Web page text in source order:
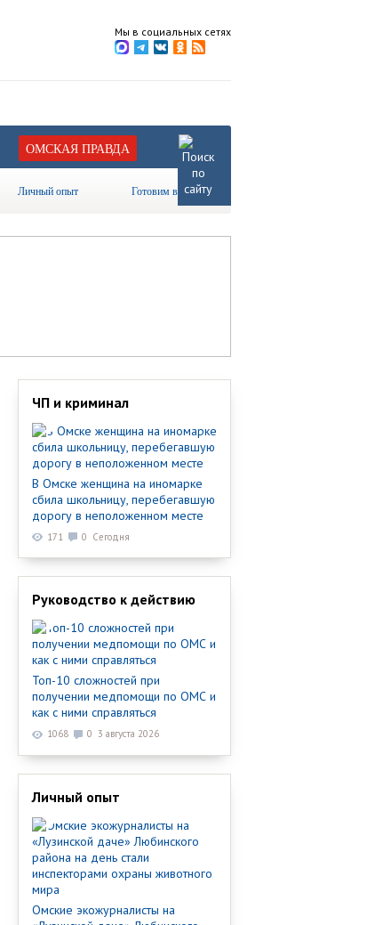
Мы в социальных сетях
ОМСКАЯ ПРАВДА
Личный опыт Готовим вместе
ЧП и криминал
В Омске женщина на иномарке
сбила школьницу, перебегавшую
дорогу в неположенном месте
171 0 Сегодня
Руководство к действию
Топ-10 сложностей при
получении медпомощи по ОМС и
как с ними справляться
1068 0 3 августа 2026
Личный опыт
Омские экожурналисты на